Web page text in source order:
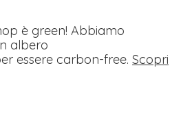
è green! Abbiamo
albero
essere carbon-free. Scopri